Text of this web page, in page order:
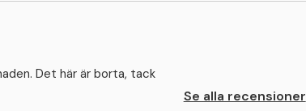
Det här är borta, tack
Se alla recensioner